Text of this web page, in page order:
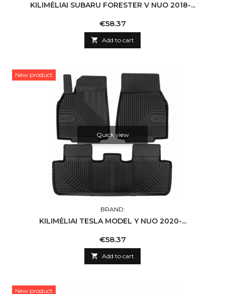
KILIMĖLIAI SUBARU FORESTER V NUO 2018-...
Price
€58.37
 Add to cart
New product
Quick view
BRAND:
KILIMĖLIAI TESLA MODEL Y NUO 2020-...
Price
€58.37
 Add to cart
New product